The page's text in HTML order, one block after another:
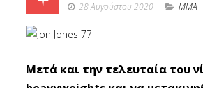
28 Αυγούστου 2020 MMA
Μετά και την τελευταία του